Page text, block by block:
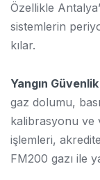
Özellikle
sistemlerin
kılar.
Yangın
gaz dolumu,
kalibrasyonu ve
işlemleri,
FM200 gazı ile